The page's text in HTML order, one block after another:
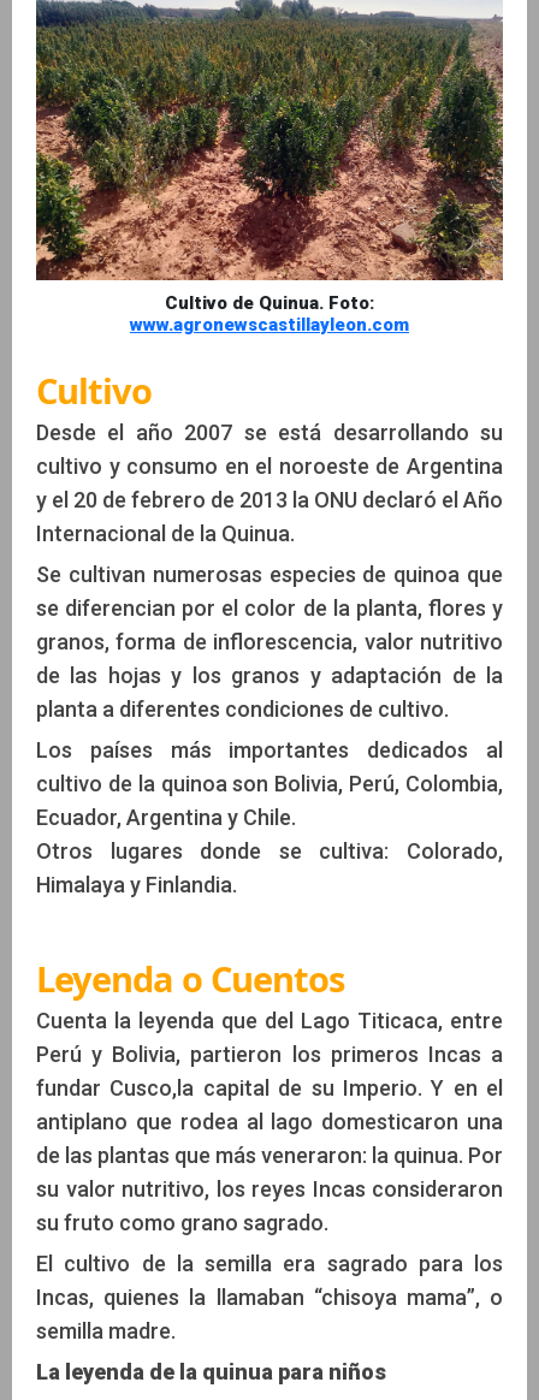
Cultivo de Quinua. Foto:
www.agronewscastillayleon.com
Cultivo
Desde el año 2007 se está desarrollando su
cultivo y consumo en el noroeste de Argentina
y el 20 de febrero de 2013 la ONU declaró el Año
Internacional de la Quinua.
Se cultivan numerosas especies de quinoa que
se diferencian por el color de la planta, flores y
granos, forma de inflorescencia, valor nutritivo
de las hojas y los granos y adaptación de la
planta a diferentes condiciones de cultivo.
Los países más importantes dedicados al
cultivo de la quinoa son Bolivia, Perú, Colombia,
Ecuador, Argentina y Chile.
Otros lugares donde se cultiva: Colorado,
Himalaya y Finlandia.
Leyenda o Cuentos
Cuenta la leyenda que del Lago Titicaca, entre
Perú y Bolivia, partieron los primeros Incas a
fundar Cusco,la capital de su Imperio. Y en el
antiplano que rodea al lago domesticaron una
de las plantas que más veneraron: la quinua. Por
su valor nutritivo, los reyes Incas consideraron
su fruto como grano sagrado.
El cultivo de la semilla era sagrado para los
Incas, quienes la llamaban “chisoya mama”, o
semilla madre.
La leyenda de la quinua para niños